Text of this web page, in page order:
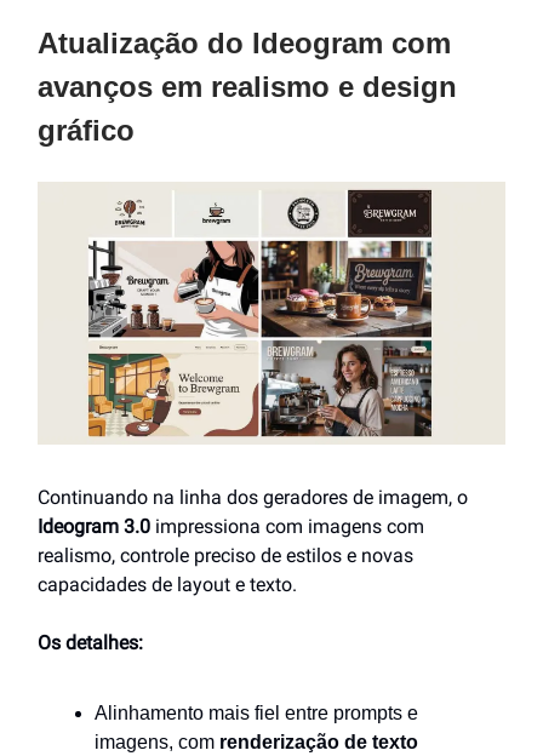
Atualização do Ideogram com
avanços em realismo e design
gráfico
Continuando na linha dos geradores de imagem, o
Ideogram 3.0 impressiona com imagens com
realismo, controle preciso de estilos e novas
capacidades de layout e texto.
Os detalhes:
Alinhamento mais fiel entre prompts e
imagens, com renderização de texto